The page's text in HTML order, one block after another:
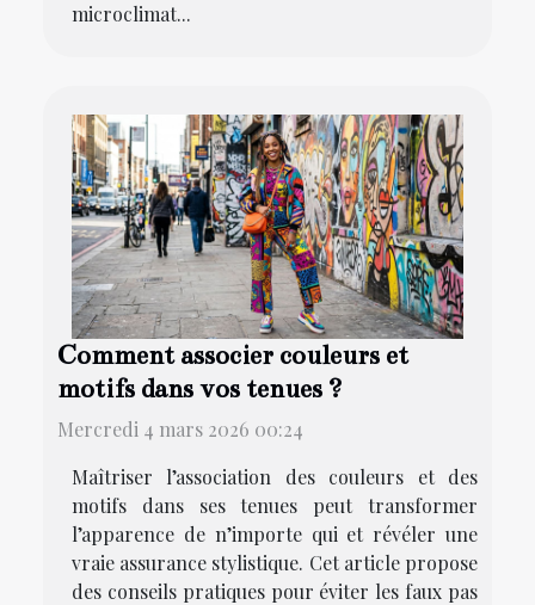
microclimat...
Comment associer couleurs et
motifs dans vos tenues ?
Mercredi 4 mars 2026 00:24
Maîtriser l’association des couleurs et des
motifs dans ses tenues peut transformer
l’apparence de n’importe qui et révéler une
vraie assurance stylistique. Cet article propose
des conseils pratiques pour éviter les faux pas